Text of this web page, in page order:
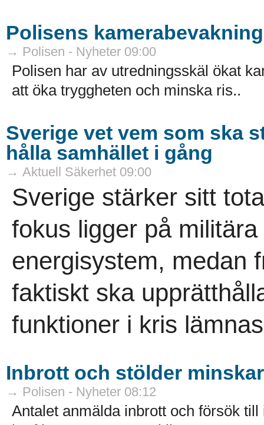
Polisens
→ Polisen - Nyheter 09:00
Polisen har av utredningsskäl ökat
att öka tryggheten och minska ris..
Sverige vet vem som ska
hålla samhället i gång
→ Aktuell Säkerhet 09:00
Sverige stärker sitt
fokus ligger på
energisystem, medan
faktiskt ska
funktioner i kris
Inbrott och stölder
→ Polisen - Nyheter 08:12
Antalet anmälda inbrott och försök